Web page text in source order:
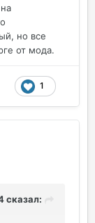
но все
от мода.
1
сказал: